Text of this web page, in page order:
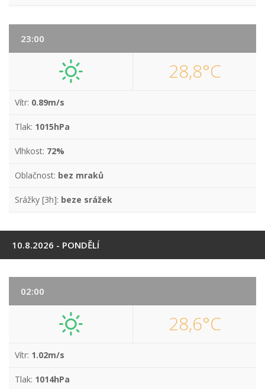
23:00
28,8°C
Vítr: 0.89m/s
Tlak: 1015hPa
Vlhkost: 72%
Oblačnost: bez mraků
Srážky [3h]: beze srážek
10.8.2026 - PONDĚLÍ
02:00
28,6°C
Vítr: 1.02m/s
Tlak: 1014hPa